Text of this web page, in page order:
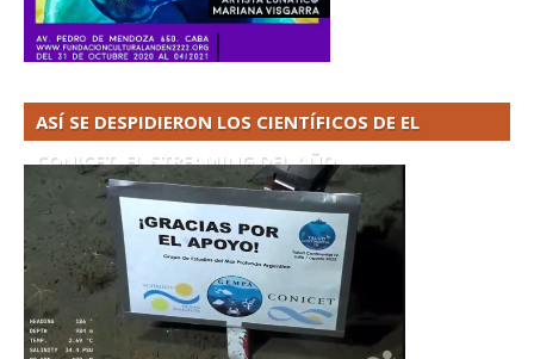
ASÍ SE DESPIDIERON LOS CIENTÍFICOS DE EL
CONICET. EL STREAMING DEL AÑO